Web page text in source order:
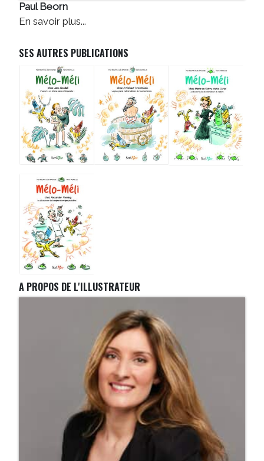
Paul Beorn
En savoir plus...
SES AUTRES PUBLICATIONS
A PROPOS DE L'ILLUSTRATEUR